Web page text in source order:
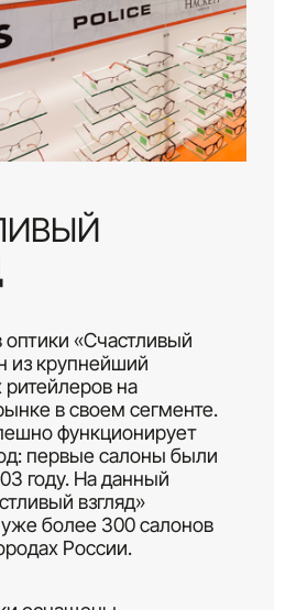
оптики «Счастливый
из крупнейший
на
в своем сегменте.
функционирует
первые салоны были
году. На данный
взгляд»
более 300 салонов
России.